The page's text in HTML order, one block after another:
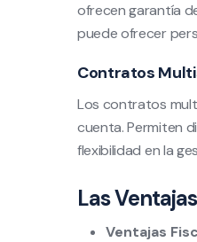
ofrecen garantía
puede ofrecer
Contratos
Los contratos
cuenta. Permiten
flexibilidad en la
Las
Ventajas